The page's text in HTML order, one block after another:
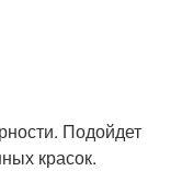
Подойдет
красок.